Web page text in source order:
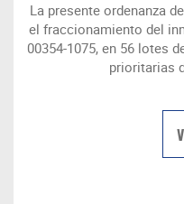
La presente ordenanza
el fraccionamiento del
00354-1075, en 56 lotes
prioritarias